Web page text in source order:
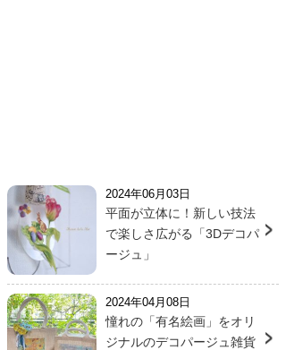
2024年06月03日
平面が立体に！新しい技法
で楽しさ広がる「3Dデコパ
ージュ」
2024年04月08日
憧れの「有名絵画」をオリ
ジナルのデコパージュ雑貨